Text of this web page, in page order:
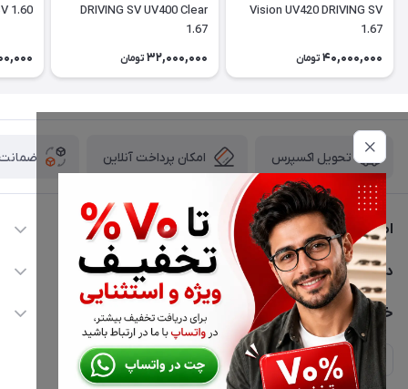
Vision UV420 DRIVING SV
1.67
40,000,000 تومان
DRIVING SV UV400 Clear
1.67
32,000,000 تومان
1.60
تحویل اکسپرس امکان پرداخت آنلاین ضمانت
اطلاعات تماس
02177116909
info@civiliha.com
ارسال فوری در تهران + ارسال به سراسر کشور
دسترسی سریع
حساب کاربری
مجله فروشگاه
لیست محصولات
خدمات مشتریان
حریم خصوصی
پشتیبانی واتساپ 09397003162